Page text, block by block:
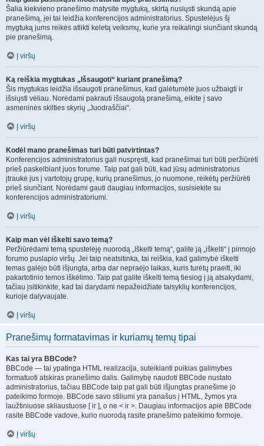
Šalia kiekvieno pranešimo matysite mygtuką, skirtą nusiųsti skundą apie
pranešimą, jei tai leidžia konferencijos administratorius. Spustelėjus šį
mygtuką jums reikės atlikti keletą veiksmų, kurie yra reikalingi siunčiant skundą
pie pranešimą.
Į viršų
Ką reiškia mygtukas „Išsaugoti“ kuriant pranešimą?
Šis mygtukas leidžia išsaugoti pranešimus, kad galėtumėte juos užbaigti ir
išsiųsti vėliau. Norėdami pakrauti išsaugotą pranešimą, eikite į savo
asmeninės skilties skyrių „Juodraščiai“.
Į viršų
Kodėl mano pranešimas turi būti patvirtintas?
Konferencijos administratorius gali nuspręsti, kad pranešimai turi būti peržiūrėti
prieš paskelbiant juos forume. Taip pat gali būti, kad jūsų administratorius
įtraukė jus į vartotojų grupę, kurių pranešimus, jo nuomone, reikėtų peržiūrėti
prieš siunčiant. Norėdami gauti daugiau informacijos, susisiekite su
konferencijos administratoriumi.
Į viršų
Kaip man vėl iškelti savo temą?
Peržiūrėdami temą spustelėję nuorodą „Iškelti temą“, galite ją „iškelti“ į pirmojo
forumo puslapio viršų. Jei taip neatsitinka, tai reiškia, kad galimybė iškelti
temas galėjo būti išjungta, arba dar nepraėjo laikas, kuris turėtų praeiti, iki
pakartotinio temos iškėlimo. Taip pat galite iškelti temą tiesiog į ją atsakydami,
tačiau įsitikinkite, kad tai darydami nepažeidžiate taisyklių konferencijos,
kurioje dalyvaujate.
Į viršų
Pranešimų formatavimas ir kuriamų temų tipai
Kas tai yra BBCode?
BBCode — tai ypatinga HTML realizacija, suteikianti puikias galimybes
formatuoti atskiras pranešimo dalis. Galimybę naudoti BBCode nustato
administratorius, tačiau BBCode taip pat gali būti išjungtas pranešime jo
pateikimo formoje. BBCode savo stiliumi yra panašus į HTML, žymos yra
laužtiniuose skliaustuose [ ir ], o ne < ir >. Daugiau informacijos apie BBCode
rasite BBCode vadove, kurio nuorodą rasite pranešimo pateikimo formoje.
Į viršų